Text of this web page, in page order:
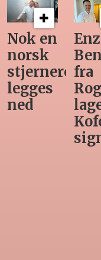
Med
italiensk
bynavn
vet du
hva du
på
i ny